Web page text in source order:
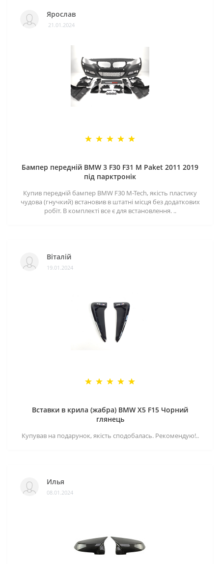
Ярослав
21.01.2024
Бампер передній BMW 3 F30 F31 M Paket 2011 2019
під парктронік
Купив передній бампер BMW F30 M-Tech, якість пластику
чудова (гнучкий) встановив в штатні місця без додаткових
робіт. В комплекті все є для встановлення. ..
Віталій
19.01.2024
Вставки в крила (жабра) BMW X5 F15 Чорний
глянець
Купував на подарунок, якість сподобалась. Рекомендую!..
Илья
08.01.2024